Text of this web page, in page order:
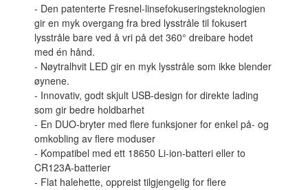
- Den patenterte Fresnel-linsefokuseringsteknologien
gir en myk overgang fra bred lysstråle til fokusert
lysstråle bare ved å vri på det 360° dreibare hodet
med én hånd.
- Nøytralhvit LED gir en myk lysstråle som ikke blender
øynene.
- Innovativ, godt skjult USB-design for direkte lading
som gir bedre holdbarhet
- En DUO-bryter med flere funksjoner for enkel på- og
omkobling av flere moduser
- Kompatibel med ett 18650 Li-ion-batteri eller to
CR123A-batterier
- Flat halehette, oppreist tilgjengelig for flere